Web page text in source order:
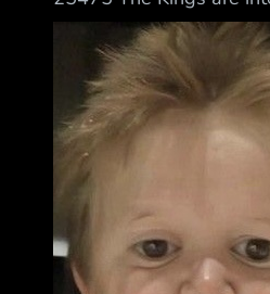
Jonathan Kuminga, but
veteran’s minimum to
per @anthonyVslater.
導，國王有意簽下
免觸發硬上